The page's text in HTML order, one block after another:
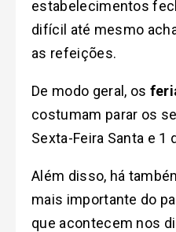
estabelecimentos
difícil até mesmo
as refeições.
De modo geral, os
costumam parar os
Sexta-Feira Santa e 1
Além disso, há
mais importante do
que acontecem nos